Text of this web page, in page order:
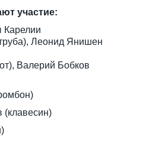
участие:
Карелии
Леонид Янишен
Валерий Бобков
(клавесин)